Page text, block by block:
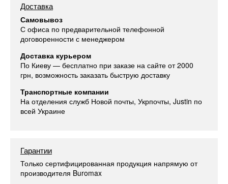
Доставка
Самовывоз
С офиса по предварительной телефонной
договоренности с менеджером
Доставка курьером
По Киеву — бесплатно при заказе на сайте от 2000
грн, возможность заказать быструю доставку
Транспортные компании
На отделения служб Новой почты, Укрпочты, Justin по
всей Украине
Гарантии
Только сертифицированная продукция напрямую от
производителя Buromax